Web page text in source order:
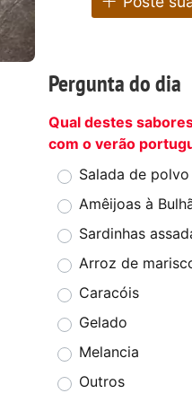
Pergunta do dia
Qual destes
com o verão
Salada de polvo
Amêijoas à
Sardinhas
Arroz de
Caracóis
Gelado
Melancia
Outros